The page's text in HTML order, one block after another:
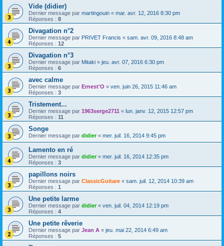
Vide (didier)
Dernier message par martingouin « mar. avr. 12, 2016 8:30 pm
Réponses : 8
Divagation n°2
Dernier message par PRIVET Francis « sam. avr. 09, 2016 8:48 am
Réponses : 12
Divagation n°3
Dernier message par Mitaki « jeu. avr. 07, 2016 6:30 pm
Réponses : 6
avec calme
Dernier message par Ernest'O « ven. juin 26, 2015 11:46 am
Réponses : 3
Tristement...
Dernier message par 1963serge2711 « lun. janv. 12, 2015 12:57 pm
Réponses : 11
Songe
Dernier message par didier« mer. juil. 16, 2014 9:45 pm
Lamento en ré
Dernier message par didier« mer. juil. 16, 2014 12:35 pm
Réponses : 3
papillons noirs
Dernier message par ClassicGuitare « sam. juil. 12, 2014 10:39 am
Réponses : 1
Une petite larme
Dernier message par didier« ven. juil. 04, 2014 12:19 pm
Réponses : 4
Une petite rêverie
Dernier message par Jean A « jeu. mai 22, 2014 6:49 am
Réponses : 5